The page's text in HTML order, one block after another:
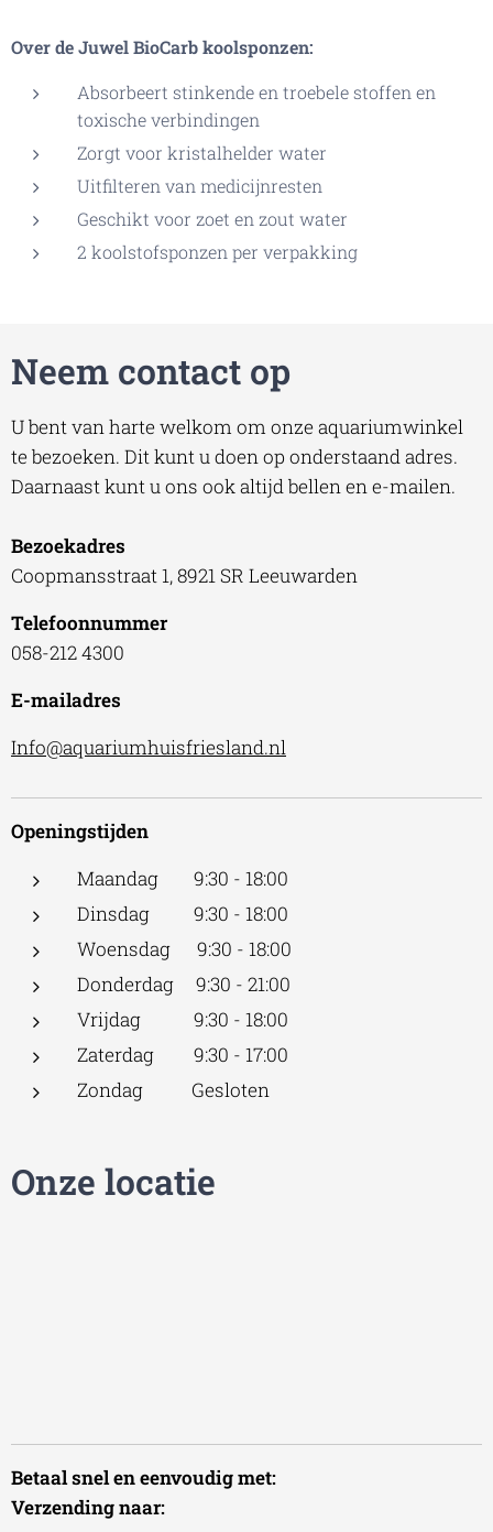
Over de Juwel BioCarb koolsponzen:
Absorbeert stinkende en troebele stoffen en
toxische verbindingen
Zorgt voor kristalhelder water
Uitfilteren van medicijnresten
Geschikt voor zoet en zout water
2 koolstofsponzen per verpakking
Neem contact op
U bent van harte welkom om onze aquariumwinkel
te bezoeken. Dit kunt u doen op onderstaand adres.
Daarnaast kunt u ons ook altijd bellen en e-mailen.
Bezoekadres
Coopmansstraat 1, 8921 SR Leeuwarden
Telefoonnummer
058-212 4300
E-mailadres
Info@aquariumhuisfriesland.nl
Openingstijden
Maandag 9:30 - 18:00
Dinsdag 9:30 - 18:00
Woensdag 9:30 - 18:00
Donderdag 9:30 - 21:00
Vrijdag 9:30 - 18:00
Zaterdag 9:30 - 17:00
Zondag Gesloten
Onze locatie
Betaal snel en eenvoudig met:
Verzending naar: